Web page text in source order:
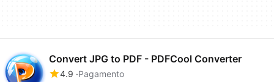
Convert JPG to PDF - PDFCool Converter
4.9 Pagamento